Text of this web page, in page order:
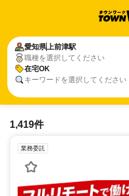
愛知県上前津駅
職種を選択してください
在宅OK
キーワードを選択してください
愛知県上前津駅
在宅OK
1,419件
業務委託